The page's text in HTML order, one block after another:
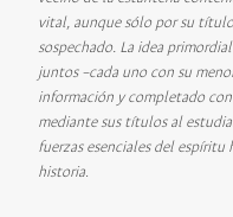
vital, aunque sólo por su
sospechado. La idea
juntos –cada uno con su
información y completado con
mediante sus títulos al
fuerzas esenciales del espíritu
historia.